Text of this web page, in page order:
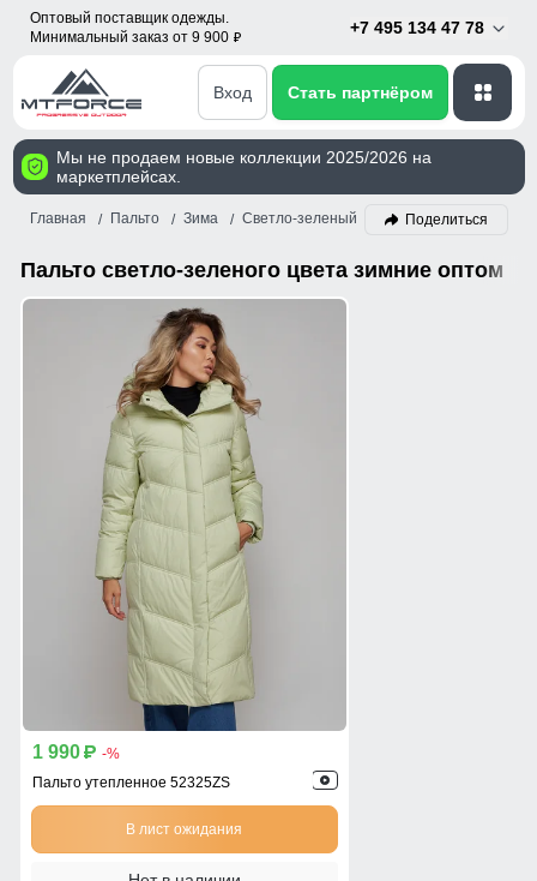
Оптовый поставщик одежды.
Минимальный заказ от 9 900 p
+7 495 134 47 78
Вход Стать партнёром
Мы не продаем новые коллекции 2025/2026 на
маркетплейсах.
Главная Пальто Зима Светло-зеленый Поделиться
Пальто светло-зеленого цвета зимние оптом
1 990 p -%
Пальто утепленное 52325ZS
В лист ожидания